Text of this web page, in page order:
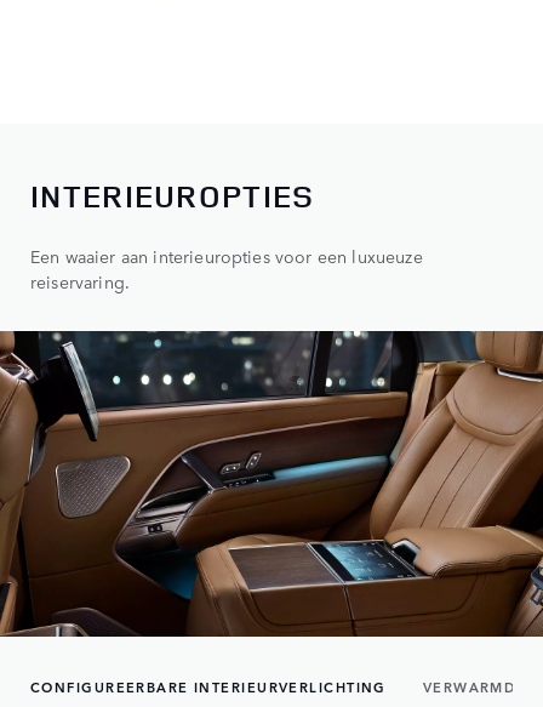
INTERIEUROPTIES
Een waaier aan interieuropties voor een luxueuze
reiservaring.
CONFIGUREERBARE INTERIEURVERLICHTING VERWARMDE